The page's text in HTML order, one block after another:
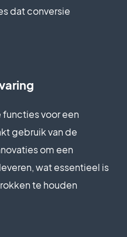
dat conversie
voor een
gebruik van de
om een
wat essentieel is
te houden